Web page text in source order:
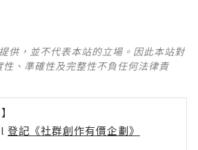
供，並不代表本站的立場。因此本站對
、準確性及完整性不負任何法律責
登記《社群創作有價企劃》